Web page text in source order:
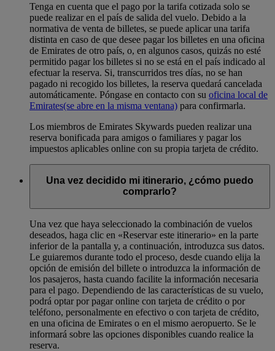
Tenga en cuenta que el pago por la tarifa cotizada solo se
puede realizar en el país de salida del vuelo. Debido a la
normativa de venta de billetes, se puede aplicar una tarifa
distinta en caso de que desee pagar los billetes en una oficina
de Emirates de otro país, o, en algunos casos, quizás no esté
permitido pagar los billetes si no se está en el país indicado al
efectuar la reserva. Si, transcurridos tres días, no se han
pagado ni recogido los billetes, la reserva quedará cancelada
automáticamente. Póngase en contacto con su oficina local de
Emirates(se abre en la misma ventana) para confirmarla.
Los miembros de Emirates Skywards pueden realizar una
reserva bonificada para amigos o familiares y pagar los
impuestos aplicables online con su propia tarjeta de crédito.
Una vez decidido mi itinerario, ¿cómo puedo
comprarlo?
Una vez que haya seleccionado la combinación de vuelos
deseados, haga clic en «Reservar este itinerario» en la parte
inferior de la pantalla y, a continuación, introduzca sus datos.
Le guiaremos durante todo el proceso, desde cuando elija la
opción de emisión del billete o introduzca la información de
los pasajeros, hasta cuando facilite la información necesaria
para el pago. Dependiendo de las características de su vuelo,
podrá optar por pagar online con tarjeta de crédito o por
teléfono, personalmente en efectivo o con tarjeta de crédito,
en una oficina de Emirates o en el mismo aeropuerto. Se le
informará sobre las opciones disponibles cuando realice la
reserva.